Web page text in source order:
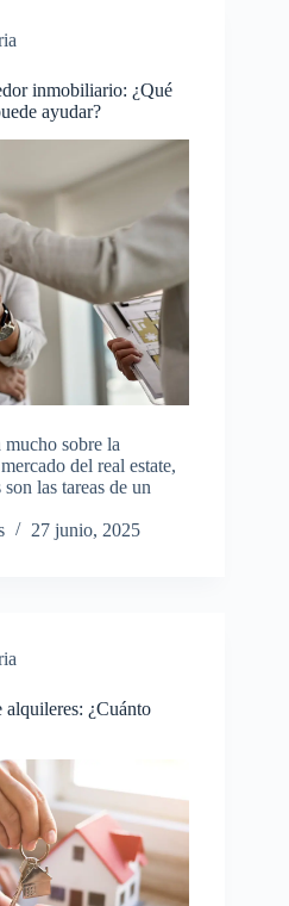
inmobiliario: ¿Qué
ayudar?
mucho sobre la
del real estate,
las tareas de un
27 junio, 2025
alquileres: ¿Cuánto